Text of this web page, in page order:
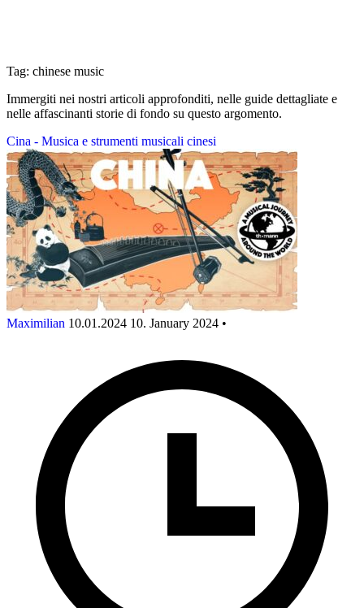
Tag: chinese music
Immergiti nei nostri articoli approfonditi, nelle guide dettagliate e
nelle affascinanti storie di fondo su questo argomento.
Cina - Musica e strumenti musicali cinesi
Maximilian 10.01.2024 10. January 2024 •